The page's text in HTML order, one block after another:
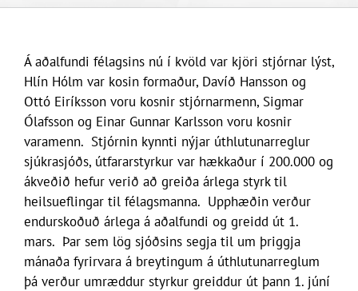
Á aðalfundi félagsins nú í kvöld var kjöri stjórnar lýst,
Hlín Hólm var kosin formaður, Davíð Hansson og
Ottó Eiríksson voru kosnir stjórnarmenn, Sigmar
Ólafsson og Einar Gunnar Karlsson voru kosnir
varamenn. Stjórnin kynnti nýjar úthlutunarreglur
sjúkrasjóðs, útfararstyrkur var hækkaður í 200.000 og
ákveðið hefur verið að greiða árlega styrk til
heilsueflingar til félagsmanna. Upphæðin verður
endurskoðuð árlega á aðalfundi og greidd út 1.
mars. Þar sem lög sjóðsins segja til um þriggja
mánaða fyrirvara á breytingum á úthlutunarreglum
þá verður umræddur styrkur greiddur út þann 1. júní